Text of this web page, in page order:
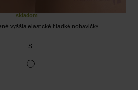
skladom
vyššia elastické hladké nohavičky
S